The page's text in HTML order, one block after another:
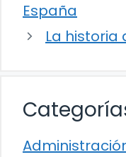
España
La historia